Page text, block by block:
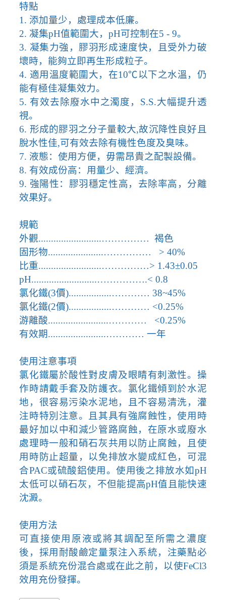
特點
1. 添加量少，處理成本低廉。
2. 凝集pH值範圍大，pH可控制在5 - 9。
3. 凝集力強，膠羽形成速度快，且受外力破
壞時，能夠立即再生形成粒子。
4. 適用溫度範圍大，在10℃以下之水溫，仍
能有極佳凝集效力。
5. 有效去除廢水中之濁度， S.S.大幅提升透
視。
6. 形成的膠羽之分子量較大,故沉降性良好且
脫水性佳,可有效去除有機性色度及臭味。
7. 液態：使用方便，毋需昂貴之配製設備。
8. 有效成份高：用量少、經濟。
9. 強陽性：膠羽穩定性高，去除率高，分離
效果好。
規範
外觀.........................…………… 褐色
固形物......................……………
> 40%
比重.........................……………> 1.43±0.05
pH..........................…………….< 0.8
氯化鐵(3價).................………… 38~45%
氯化鐵(2價).................………… <0.25%
游離酸........................…………
<0.25%
有效期.......................………… 一年
使用注意事項
氯化鐵屬於酸性對皮膚及眼睛有刺激性。操
作時請戴手套及防護衣。氯化鐵傾到於水泥
地，很容易污染水泥地，且不容易清洗，灌
注時特別注意。且其具有強腐蝕性，使用時
最好加以中和減少管路腐蝕，在原水或廢水
處理時一般和硝石灰共用以防止腐蝕，且使
用時防止超量，以免排放水變成紅色，可混
合PAC或硫酸鋁使用。使用後之排放水如pH
太低可以硝石灰，不但能提高pH值且能快速
沈澱。
使用方法
可直接使用原液或將其調配至所需之濃度
後，採用耐酸鹼定量泵注入系統，注藥點必
須是系統充份混合處或在此之前，以使FeCl3
效用充份發揮。